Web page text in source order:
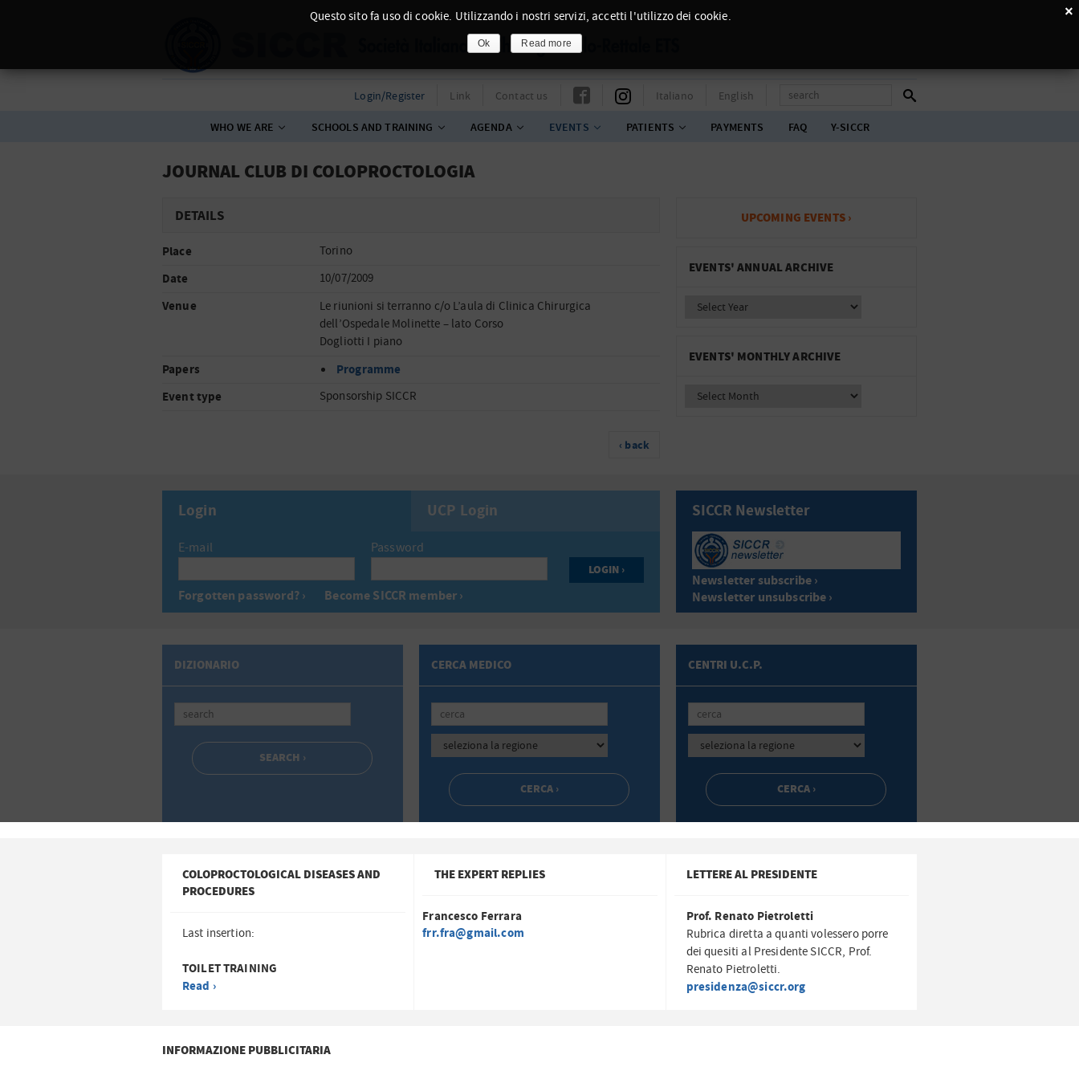
Login/Register Link Contact us Italiano English
WHO WE ARE SCHOOLS AND TRAINING AGENDA EVENTS PATIENTS PAYMENTS FAQ Y-SICCR
JOURNAL CLUB DI COLOPROCTOLOGIA
DETAILS
Place Torino
Date 10/07/2009
Venue
Le riunioni si terranno c/o L’aula di Clinica Chirurgica
dell’Ospedale Molinette – lato Corso
Dogliotti I piano
Papers
Programme
Event type
Sponsorship SICCR
‹ back
UPCOMING EVENTS ›
EVENTS' ANNUAL ARCHIVE
EVENTS' MONTHLY ARCHIVE
Login UCP Login
E-mail Password
Forgotten password? › Become SICCR member ›
SICCR Newsletter
Newsletter subscribe ›
Newsletter unsubscribe ›
DIZIONARIO CERCA MEDICO CENTRI U.C.P.
COLOPROCTOLOGICAL DISEASES AND
PROCEDURES
Last insertion:
TOILET TRAINING
Read ›
THE EXPERT REPLIES
Francesco Ferrara
frr.fra@gmail.com
LETTERE AL PRESIDENTE
Prof. Renato Pietroletti
Rubrica diretta a quanti volessero porre
dei quesiti al Presidente SICCR, Prof.
Renato Pietroletti.
presidenza@siccr.org
INFORMAZIONE PUBBLICITARIA
×
Questo sito fa uso di cookie. Utilizzando i nostri servizi, accetti l'utilizzo dei cookie.
Ok Read more